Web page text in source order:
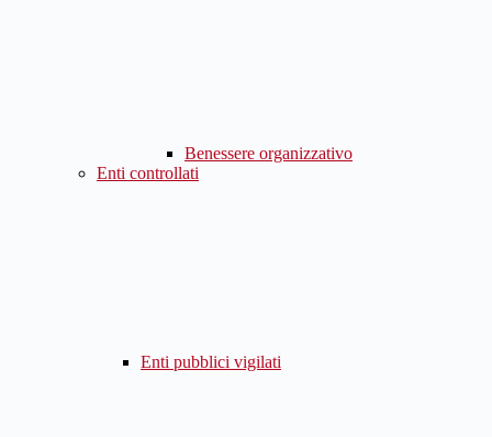
Benessere organizzativo
Enti controllati
Enti pubblici vigilati